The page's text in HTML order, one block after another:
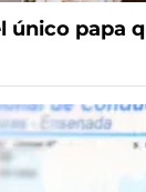
único papa